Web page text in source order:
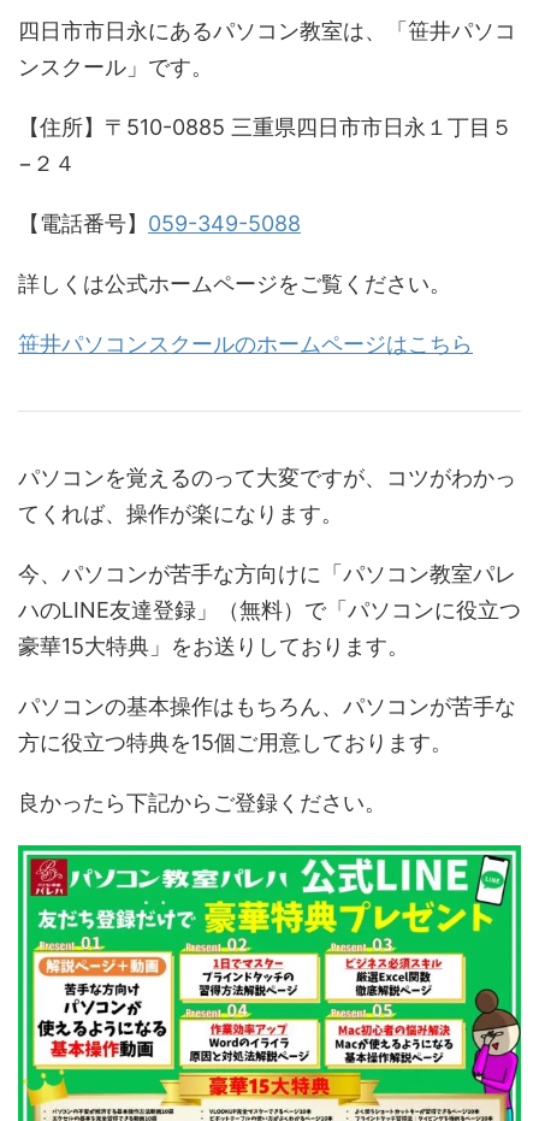
四日市市日永にあるパソコン教室は、「笹井パソコ
ンスクール」です。
【住所】〒510-0885 三重県四日市市日永１丁目５
−２４
【電話番号】 059-349-5088
詳しくは公式ホームページをご覧ください。
笹井パソコンスクールのホームページはこちら
パソコンを覚えるのって大変ですが、コツがわかっ
てくれば、操作が楽になります。
今、パソコンが苦手な方向けに「パソコン教室パレ
ハのLINE友達登録」（無料）で「パソコンに役立つ
豪華15大特典」をお送りしております。
パソコンの基本操作はもちろん、パソコンが苦手な
方に役立つ特典を15個ご用意しております。
良かったら下記からご登録ください。